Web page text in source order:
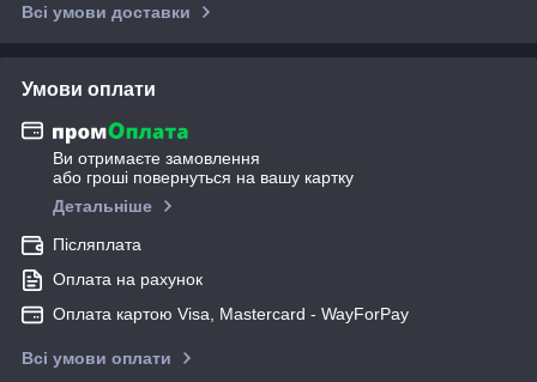
Всі умови доставки
Умови оплати
Ви отримаєте замовлення
або гроші повернуться на вашу картку
Детальніше
Післяплата
Оплата на рахунок
Оплата картою Visa, Mastercard - WayForPay
Всі умови оплати